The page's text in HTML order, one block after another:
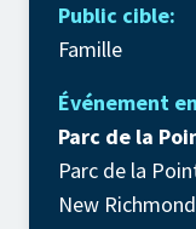
Public cible:
Famille
Événement
Parc de la
Parc de la
New